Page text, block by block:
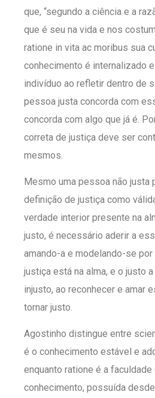
que, “segundo a ciência e a
que é seu na vida e nos
ratione in vita ac moribus sua
conhecimento é internalizado
indivíduo ao refletir dentro de
pessoa justa concorda com
concorda com algo que já é.
correta de justiça deve ser
mesmos.
Mesmo uma pessoa não justa
definição de justiça como
verdade interior presente na
justo, é necessário aderir a
amando-a e modelando-se por
justiça está na alma, e o justo
injusto, ao reconhecer e amar
tornar justo.
Agostinho distingue entre
é o conhecimento estável e
enquanto ratione é a
conhecimento, possuída